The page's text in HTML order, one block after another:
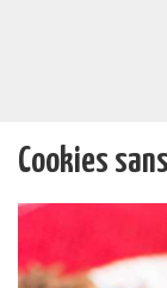
Cookies